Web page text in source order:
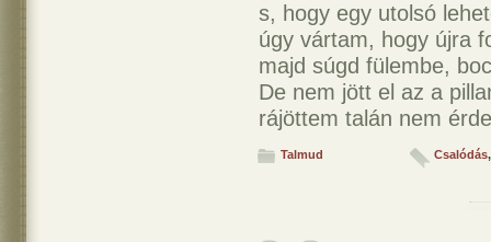
s, hogy egy utolsó
úgy vártam, hogy újra
majd súgd fülembe,
De nem jött el az a
rájöttem talán nem
Talmud Csalódás